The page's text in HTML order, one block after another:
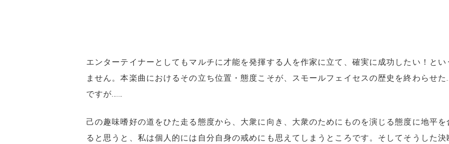
エンターテイナーとしてもマルチに才能を発揮する人を作家に立て、確実に成功したい！と
ません。本楽曲におけるその立ち位置・態度こそが、スモールフェイセスの歴史を終わらせ
ですが……
己の趣味嗜好の道をひた走る態度から、大衆に向き、大衆のためにものを演じる態度に地平
ると思うと、私は個人的には自分自身の戒めにも思えてしまうところです。そしてそうした